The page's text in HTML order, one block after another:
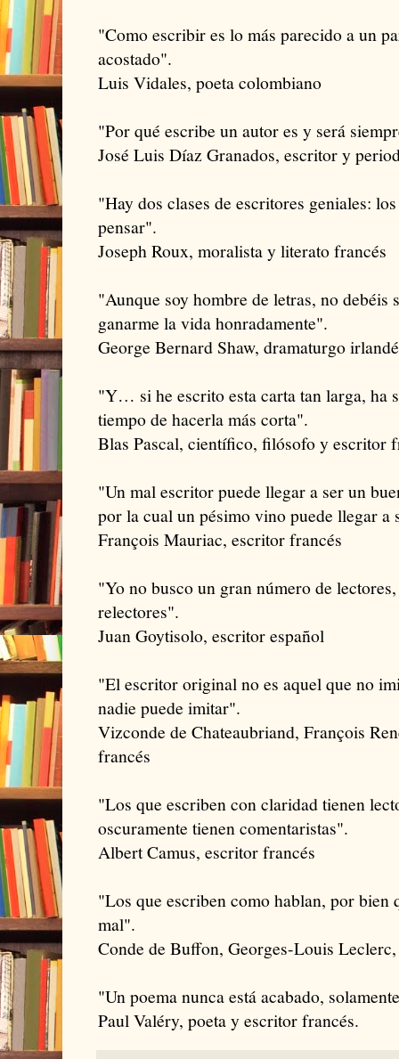
"Como escribir es lo más parecido a un
acostado".
Luis Vidales, poeta colombiano
"Por qué escribe un autor es y será
José Luis Díaz Granados, escritor y
"Hay dos clases de escritores geniales:
pensar".
Joseph Roux, moralista y literato francés
"Aunque soy hombre de letras, no debéis
ganarme la vida honradamente".
George Bernard Shaw, dramaturgo
"Y… si he escrito esta carta tan larga, ha
tiempo de hacerla más corta".
Blas Pascal, científico, filósofo y escritor
"Un mal escritor puede llegar a ser un
por la cual un pésimo vino puede llegar a
François Mauriac, escritor francés
"Yo no busco un gran número de
relectores".
Juan Goytisolo, escritor español
"El escritor original no es aquel que no
nadie puede imitar".
Vizconde de Chateaubriand, François
francés
"Los que escriben con claridad tienen
oscuramente tienen comentaristas".
Albert Camus, escritor francés
"Los que escriben como hablan, por bien
mal".
Conde de Buffon, Georges-Louis
"Un poema nunca está acabado,
Paul Valéry, poeta y escritor francés.